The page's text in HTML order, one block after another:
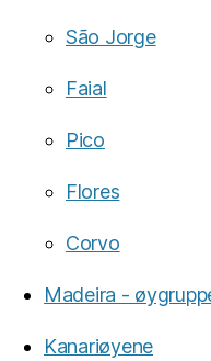
São Jorge
Faial
Pico
Flores
Corvo
Madeira -
Kanariøyene